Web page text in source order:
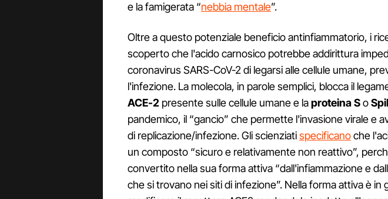
e la famigerata “nebbia mentale”.
Oltre a questo potenziale beneficio antinfiammatorio, i
scoperto che l'acido carnosico potrebbe addirittura
coronavirus SARS-CoV-2 di legarsi alle cellule umane,
l'infezione. La molecola, in parole semplici, blocca il
ACE-2 presente sulle cellule umane e laproteina So
pandemico, il “gancio” che permette l'invasione virale e
di replicazione/infezione. Gli scienziatispecificanoche
un composto “sicuro e relativamente non reattivo”,
convertito nella sua forma attiva “dall'infiammazione e
che si trovano nei siti di infezione”. Nella forma attiva è in